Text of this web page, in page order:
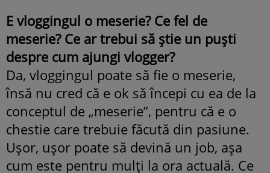
E vloggingul o meserie? Ce fel de
meserie? Ce ar trebui să știe un puști
despre cum ajungi vlogger?
Da, vloggingul poate să fie o meserie,
însă nu cred că e ok să începi cu ea de la
conceptul de „meserie”, pentru că e o
chestie care trebuie făcută din pasiune.
Ușor, ușor poate să devină un job, așa
cum este pentru mulți la ora actuală. Ce